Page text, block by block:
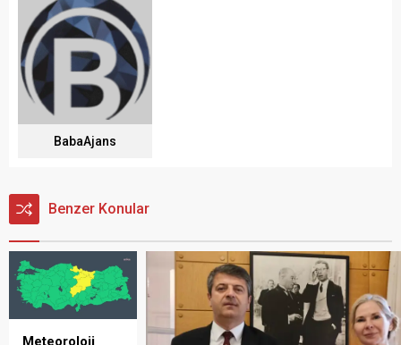
BabaAjans
Benzer Konular
Meteoroloji